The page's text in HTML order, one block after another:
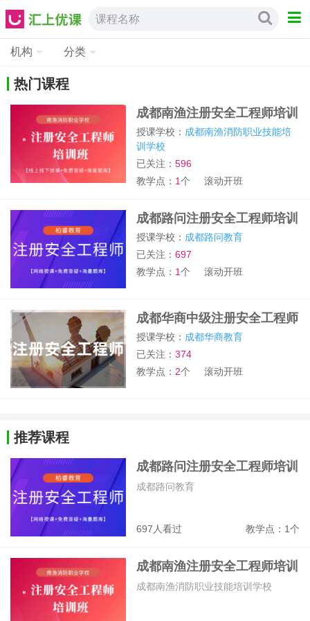
课程名称
机构 分类
热门课程
成都南渔注册安全工程师培训
班
授课学校： 成都南渔消防职业技能培
训学校
已关注：596
教学点： 1个 滚动开班
成都路问注册安全工程师培训
班
授课学校： 成都路问教育
已关注：697
教学点： 1个 滚动开班
成都华商中级注册安全工程师
授课学校： 成都华商教育
已关注：374
教学点： 2个 滚动开班
推荐课程
成都路问注册安全工程师培训
班
697人看过 教学点：1个
成都路问教育
成都南渔注册安全工程师培训
班
成都南渔消防职业技能培训学校